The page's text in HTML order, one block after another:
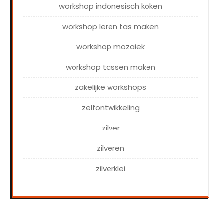
workshop indonesisch koken
workshop leren tas maken
workshop mozaiek
workshop tassen maken
zakelijke workshops
zelfontwikkeling
zilver
zilveren
zilverklei